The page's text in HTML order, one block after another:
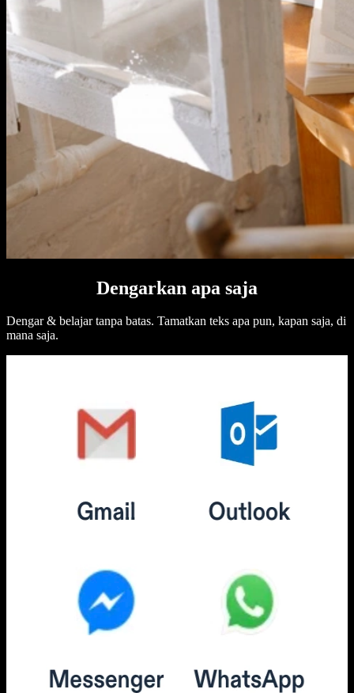
Dengarkan apa saja
Dengar & belajar tanpa batas. Tamatkan teks apa pun, kapan saja, di
mana saja.